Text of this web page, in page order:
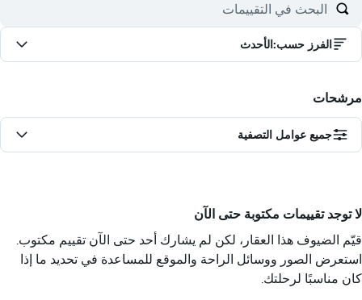
الفرز حسب:الأحدث
مرشحات
جميع عوامل التصفية
لا توجد تقييمات مكتوبة حتى الآن
قيّم الضيوف هذا العقار، لكن لم يشارك أحد حتى الآن تقييم مكتوب.
استعرض الصور ووسائل الراحة والموقع للمساعدة في تحديد ما إذا
كان مناسبًا لرحلتك.